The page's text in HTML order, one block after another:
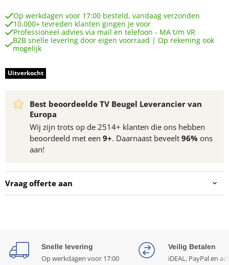
Op werkdagen voor 17:00 besteld, vandaag verzonden
10.000+ tevreden klanten gingen je voor
Professioneel advies via mail en telefoon - MA t/m VR
B2B snelle levering door eigen voorraad | Op rekening ook
mogelijk
Uitverkocht
Best beoordeelde TV Beugel Leverancier van
Europa
Wij zijn trots op de 2514+ klanten die ons hebben
beoordeeld met een 9+. Daarnaast beveelt 96% ons
aan!
Vraag offerte aan
Snelle levering
Op werkdagen voor 17:00
Veilig Betalen
iDEAL, PayPal en